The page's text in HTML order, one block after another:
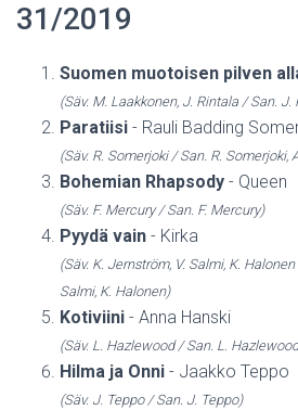
31/2019
Suomen muotoisen pilven
(Säv. M. Laakkonen, J. Rintala / San. J.
Paratiisi - Rauli Badding
(Säv. R. Somerjoki / San. R. Somerjoki,
Bohemian Rhapsody - Queen
(Säv. F. Mercury / San. F. Mercury)
Pyydä vain - Kirka
(Säv. K. Jernström, V. Salmi, K.
Salmi, K. Halonen)
Kotiviini - Anna Hanski
(Säv. L. Hazlewood / San. L.
Hilma ja Onni - Jaakko Teppo
(Säv. J. Teppo / San. J. Teppo)